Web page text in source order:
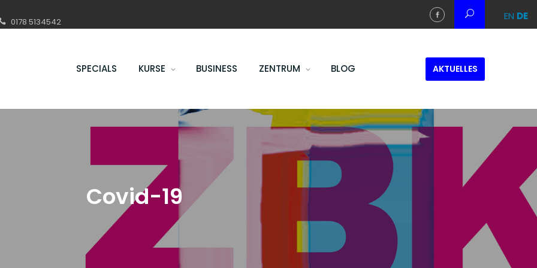
0178 5134542
SPECIALS KURSE BUSINESS ZENTRUM BLOG AKTUELLES
Covid-19
EN DE